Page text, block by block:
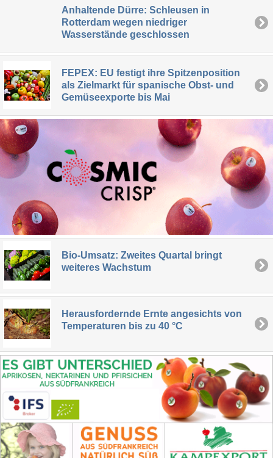
Anhaltende Dürre: Schleusen in
Rotterdam wegen niedriger
Wasserstände geschlossen
FEPEX: EU festigt ihre Spitzenposition
als Zielmarkt für spanische Obst- und
Gemüseexporte bis Mai
Bio-Umsatz: Zweites Quartal bringt
weiteres Wachstum
Herausfordernde Ernte angesichts von
Temperaturen bis zu 40 °C